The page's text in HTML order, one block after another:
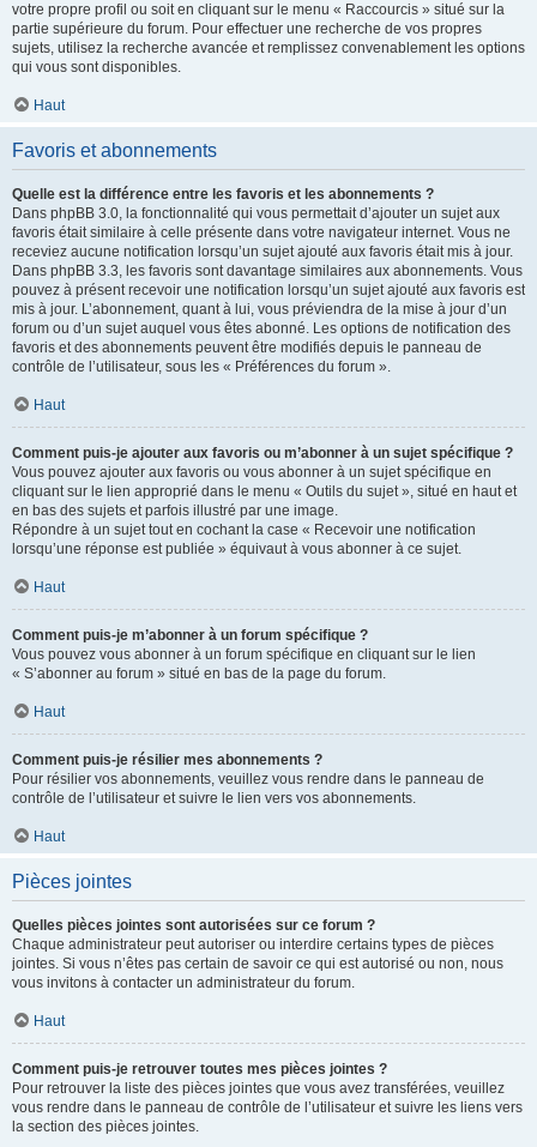
votre propre profil ou soit en cliquant sur le menu « Raccourcis » situé sur la
partie supérieure du forum. Pour effectuer une recherche de vos propres
sujets, utilisez la recherche avancée et remplissez convenablement les options
qui vous sont disponibles.
Haut
Favoris et abonnements
Quelle est la différence entre les favoris et les abonnements ?
Dans phpBB 3.0, la fonctionnalité qui vous permettait d’ajouter un sujet aux
favoris était similaire à celle présente dans votre navigateur internet. Vous ne
receviez aucune notification lorsqu’un sujet ajouté aux favoris était mis à jour.
Dans phpBB 3.3, les favoris sont davantage similaires aux abonnements. Vous
pouvez à présent recevoir une notification lorsqu’un sujet ajouté aux favoris est
mis à jour. L’abonnement, quant à lui, vous préviendra de la mise à jour d’un
forum ou d’un sujet auquel vous êtes abonné. Les options de notification des
favoris et des abonnements peuvent être modifiés depuis le panneau de
contrôle de l’utilisateur, sous les « Préférences du forum ».
Haut
Comment puis-je ajouter aux favoris ou m’abonner à un sujet spécifique ?
Vous pouvez ajouter aux favoris ou vous abonner à un sujet spécifique en
cliquant sur le lien approprié dans le menu « Outils du sujet », situé en haut et
en bas des sujets et parfois illustré par une image.
Répondre à un sujet tout en cochant la case « Recevoir une notification
lorsqu’une réponse est publiée » équivaut à vous abonner à ce sujet.
Haut
Comment puis-je m’abonner à un forum spécifique ?
Vous pouvez vous abonner à un forum spécifique en cliquant sur le lien
« S’abonner au forum » situé en bas de la page du forum.
Haut
Comment puis-je résilier mes abonnements ?
Pour résilier vos abonnements, veuillez vous rendre dans le panneau de
contrôle de l’utilisateur et suivre le lien vers vos abonnements.
Haut
Pièces jointes
Quelles pièces jointes sont autorisées sur ce forum ?
Chaque administrateur peut autoriser ou interdire certains types de pièces
jointes. Si vous n’êtes pas certain de savoir ce qui est autorisé ou non, nous
vous invitons à contacter un administrateur du forum.
Haut
Comment puis-je retrouver toutes mes pièces jointes ?
Pour retrouver la liste des pièces jointes que vous avez transférées, veuillez
vous rendre dans le panneau de contrôle de l’utilisateur et suivre les liens vers
la section des pièces jointes.